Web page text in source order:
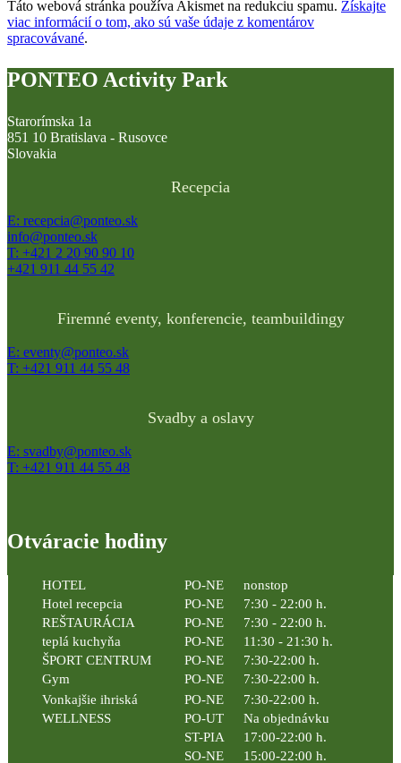
Táto webová stránka používa Akismet na redukciu spamu. Získajte
viac informácií o tom, ako sú vaše údaje z komentárov
spracovávané.
PONTEO Activity Park
Starorímska 1a
851 10 Bratislava - Rusovce
Slovakia
Recepcia
E: recepcia@ponteo.sk
info@ponteo.sk
T: +421 2 20 90 90 10
+421 911 44 55 42
Firemné eventy, konferencie, teambuildingy
E: eventy@ponteo.sk
T: +421 911 44 55 48
Svadby a oslavy
E: svadby@ponteo.sk
T: +421 911 44 55 48
Otváracie hodiny
HOTEL PO-NE
nonstop
Hotel recepcia
PO-NE
7:30 - 22:00 h.
REŠTAURÁCIA
PO-NE
7:30 - 22:00 h.
teplá kuchyňa
PO-NE
11:30 - 21:30 h.
ŠPORT CENTRUM
PO-NE
7:30-22:00 h.
Gym
PO-NE
7:30-22:00 h.
Vonkajšie ihriská
PO-NE
7:30-22:00 h.
WELLNESS
PO-UT
Na objednávku
ST-PIA
17:00-22:00 h.
SO-NE
15:00-22:00 h.